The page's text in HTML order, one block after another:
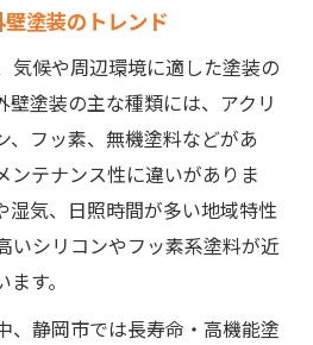
塗装のトレンド
気候や周辺環境に適した塗装の
壁塗装の主な種類には、アクリ
、フッ素、無機塗料などがあ
ンテナンス性に違いがありま
湿気、日照時間が多い地域特性
いシリコンやフッ素系塗料が近
す。
、静岡市では長寿命・高機能塗